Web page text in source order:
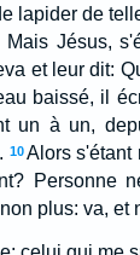
lapider de
Jésus,
et leur dit:
baissé, il
un à un,
10Alors s'étant
Personne
plus: va, et